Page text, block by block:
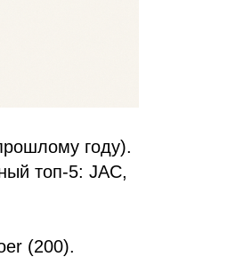
году).
топ‑5: JAC,
(200).